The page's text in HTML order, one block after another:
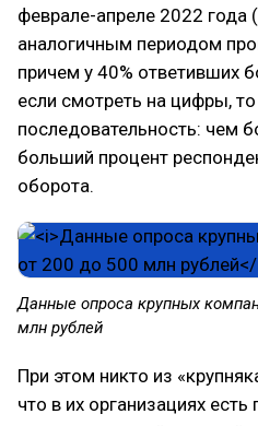
феврале-апреле 2022 года
аналогичным периодом
причем у 40% ответивших
если смотреть на цифры,
последовательность: чем
больший процент
оборота.
Данные опроса крупных
млн рублей
При этом никто из
что в их организациях